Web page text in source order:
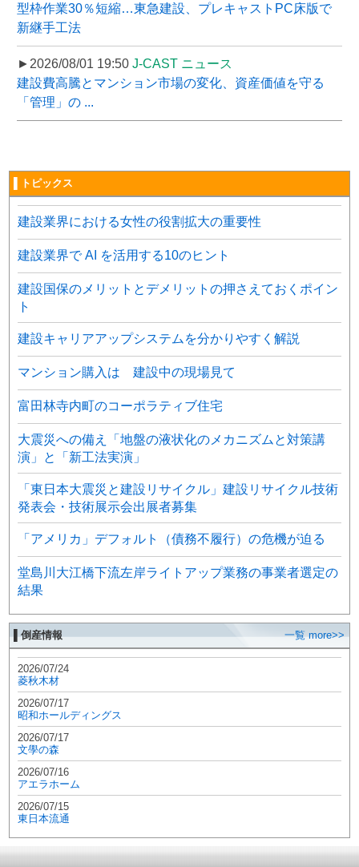
型枠作業30％短縮…東急建設、プレキャストPC床版で
新継手工法
►2026/08/01 19:50 J-CAST ニュース
建設費高騰とマンション市場の変化、資産価値を守る
「管理」の ...
▌トピックス
建設業界における女性の役割拡大の重要性
建設業界で AI を活用する10のヒント
建設国保のメリットとデメリットの押さえておくポイン
ト
建設キャリアアップシステムを分かりやすく解説
マンション購入は 建設中の現場見て
富田林寺内町のコーポラティブ住宅
大震災への備え「地盤の液状化のメカニズムと対策講
演」と「新工法実演」
「東日本大震災と建設リサイクル」建設リサイクル技術
発表会・技術展示会出展者募集
「アメリカ」デフォルト（債務不履行）の危機が迫る
堂島川大江橋下流左岸ライトアップ業務の事業者選定の
結果
▌倒産情報 一覧 more>>
2026/07/24
菱秋木材
2026/07/17
昭和ホールディングス
2026/07/17
文學の森
2026/07/16
アエラホーム
2026/07/15
東日本流通